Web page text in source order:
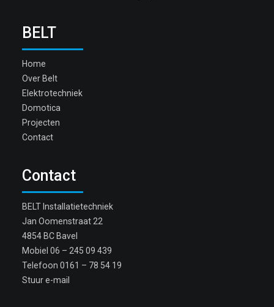
BELT
Home
Over Belt
Elektrotechniek
Domotica
Projecten
Contact
Contact
BELT Installatietechniek
Jan Oomenstraat 22
4854 BC Bavel
Mobiel 06 – 245 09 439
Telefoon 0161 – 78 54 19
Stuur e-mail